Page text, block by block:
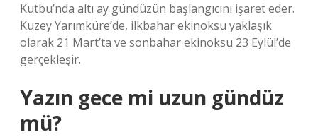
Kutbu’nda altı ay gündüzün başlangıcını işaret eder.
Kuzey Yarımküre’de, ilkbahar ekinoksu yaklaşık
olarak 21 Mart’ta ve sonbahar ekinoksu 23 Eylül’de
gerçekleşir.
Yazın gece mi uzun gündüz
mü?